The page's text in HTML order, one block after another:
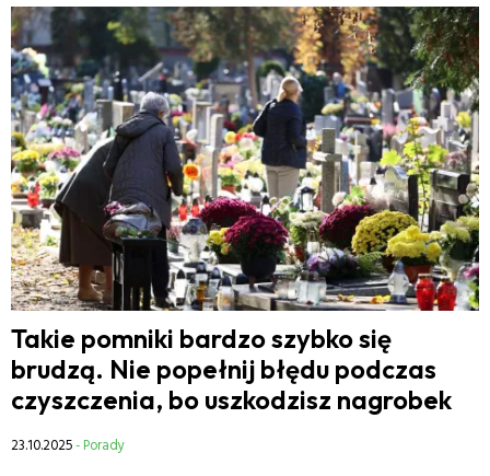
Takie pomniki bardzo szybko się
brudzą. Nie popełnij błędu podczas
czyszczenia, bo uszkodzisz nagrobek
23.10.2025- Porady